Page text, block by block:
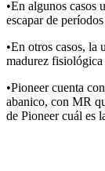
•En algunos casos
escapar de
•En otros casos, la
madurez fisiológica
•Pioneer cuenta
abanico, con MR
de Pioneer cuál es